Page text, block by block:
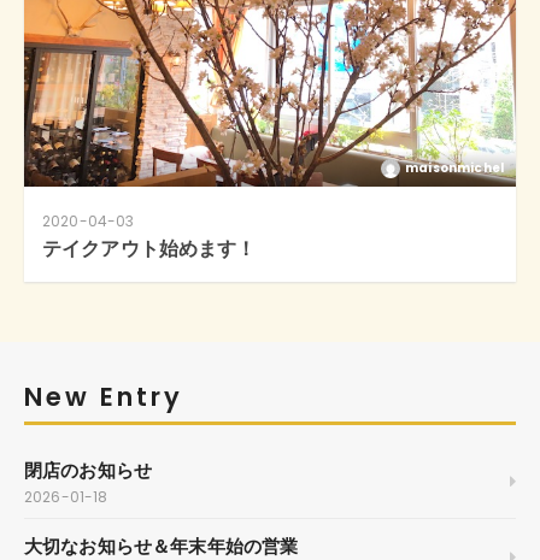
maisonmichel
2020-04-03
テイクアウト始めます！
New Entry
閉店のお知らせ
2026-01-18
大切なお知らせ＆年末年始の営業